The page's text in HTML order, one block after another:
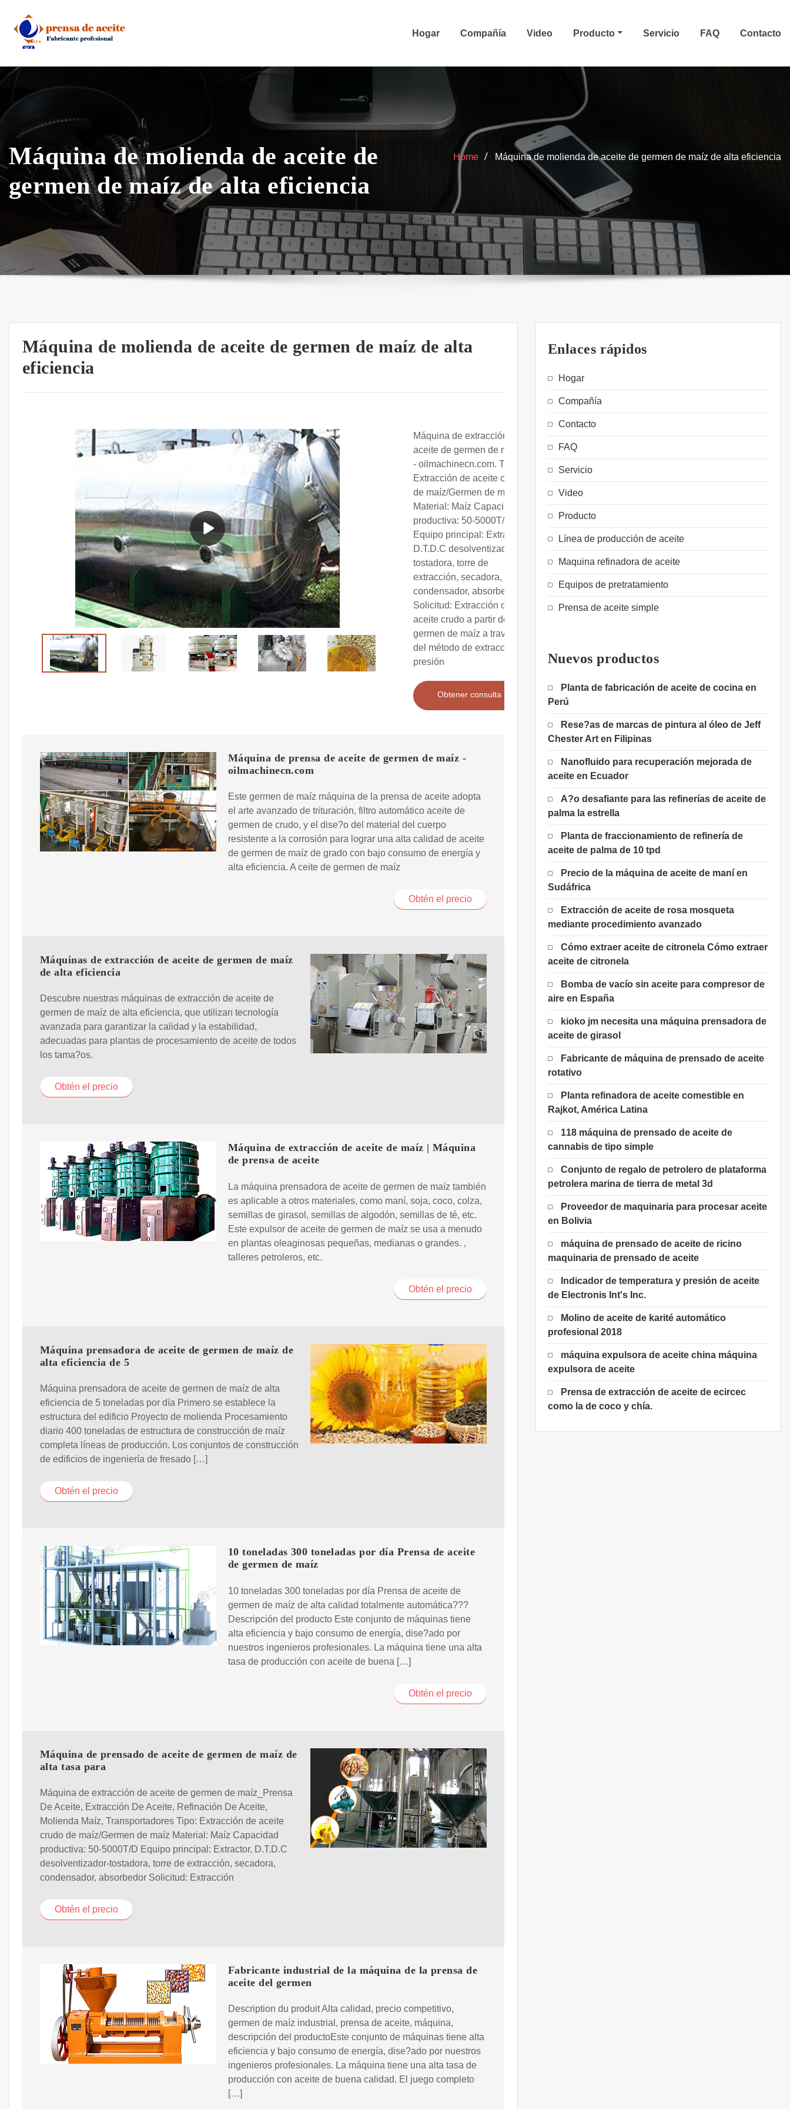
content
Hogar Compañía Video Producto Servicio FAQ Contacto
Máquina de molienda de aceite de
germen de maíz de alta eficiencia
Home Máquina de molienda de aceite de germen de maíz de alta eficiencia
Máquina de molienda de aceite de germen de maíz de alta
eficiencia
Máquina de extracción de
aceite de germen de maíz
- oilmachinecn.com. Tipo:
Extracción de aceite crudo
de maíz/Germen de maíz
Material: Maíz Capacidad
productiva: 50-5000T/D
Equipo principal: Extractor,
D.T.D.C desolventizador-
tostadora, torre de
extracción, secadora,
condensador, absorbedor
Solicitud: Extracción de
aceite crudo a partir de
germen de maíz a través
del método de extracción a
presión
Obtener consulta
Máquina de prensa de aceite de germen de maíz -
oilmachinecn.com
Este germen de maíz máquina de la prensa de aceite adopta
el arte avanzado de trituración, filtro automático aceite de
germen de crudo, y el dise?o del material del cuerpo
resistente a la corrosión para lograr una alta calidad de aceite
de germen de maíz de grado con bajo consumo de energía y
alta eficiencia. A ceite de germen de maíz
Obtén el precio
Máquinas de extracción de aceite de germen de maíz
de alta eficiencia
Descubre nuestras máquinas de extracción de aceite de
germen de maíz de alta eficiencia, que utilizan tecnología
avanzada para garantizar la calidad y la estabilidad,
adecuadas para plantas de procesamiento de aceite de todos
los tama?os.
Obtén el precio
Máquina de extracción de aceite de maíz | Máquina
de prensa de aceite
La máquina prensadora de aceite de germen de maíz también
es aplicable a otros materiales, como maní, soja, coco, colza,
semillas de girasol, semillas de algodón, semillas de té, etc.
Este expulsor de aceite de germen de maíz se usa a menudo
en plantas oleaginosas pequeñas, medianas o grandes. ,
talleres petroleros, etc.
Obtén el precio
Máquina prensadora de aceite de germen de maíz de
alta eficiencia de 5
Máquina prensadora de aceite de germen de maíz de alta
eficiencia de 5 toneladas por día Primero se establece la
estructura del edificio Proyecto de molienda Procesamiento
diario 400 toneladas de estructura de construcción de maíz
completa líneas de producción. Los conjuntos de construcción
de edificios de ingeniería de fresado […]
Obtén el precio
10 toneladas 300 toneladas por día Prensa de aceite
de germen de maíz
10 toneladas 300 toneladas por día Prensa de aceite de
germen de maíz de alta calidad totalmente automática???
Descripción del producto Este conjunto de máquinas tiene
alta eficiencia y bajo consumo de energía, dise?ado por
nuestros ingenieros profesionales. La máquina tiene una alta
tasa de producción con aceite de buena […]
Obtén el precio
Máquina de prensado de aceite de germen de maíz de
alta tasa para
Máquina de extracción de aceite de germen de maíz_Prensa
De Aceite, Extracción De Aceite, Refinación De Aceite,
Molienda Maíz, Transportadores Tipo: Extracción de aceite
crudo de maíz/Germen de maíz Material: Maíz Capacidad
productiva: 50-5000T/D Equipo principal: Extractor, D.T.D.C
desolventizador-tostadora, torre de extracción, secadora,
condensador, absorbedor Solicitud: Extracción
Obtén el precio
Fabricante industrial de la máquina de la prensa de
aceite del germen
Description du produit Alta calidad, precio competitivo,
germen de maíz industrial, prensa de aceite, máquina,
descripción del productoEste conjunto de máquinas tiene alta
eficiencia y bajo consumo de energía, dise?ado por nuestros
ingenieros profesionales. La máquina tiene una alta tasa de
producción con aceite de buena calidad. El juego completo
[…]
Enlaces rápidos
Hogar
Compañía
Contacto
FAQ
Servicio
Video
Producto
Línea de producción de aceite
Maquina refinadora de aceite
Equipos de pretratamiento
Prensa de aceite simple
Nuevos productos
Planta de fabricación de aceite de cocina en
Perú
Rese?as de marcas de pintura al óleo de Jeff
Chester Art en Filipinas
Nanofluido para recuperación mejorada de
aceite en Ecuador
A?o desafiante para las refinerías de aceite de
palma la estrella
Planta de fraccionamiento de refinería de
aceite de palma de 10 tpd
Precio de la máquina de aceite de maní en
Sudáfrica
Extracción de aceite de rosa mosqueta
mediante procedimiento avanzado
Cómo extraer aceite de citronela Cómo extraer
aceite de citronela
Bomba de vacío sin aceite para compresor de
aire en España
kioko jm necesita una máquina prensadora de
aceite de girasol
Fabricante de máquina de prensado de aceite
rotativo
Planta refinadora de aceite comestible en
Rajkot, América Latina
118 máquina de prensado de aceite de
cannabis de tipo simple
Conjunto de regalo de petrolero de plataforma
petrolera marina de tierra de metal 3d
Proveedor de maquinaria para procesar aceite
en Bolivia
máquina de prensado de aceite de ricino
maquinaria de prensado de aceite
Indicador de temperatura y presión de aceite
de Electronis Int's Inc.
Molino de aceite de karité automático
profesional 2018
máquina expulsora de aceite china máquina
expulsora de aceite
Prensa de extracción de aceite de ecircec
como la de coco y chía.